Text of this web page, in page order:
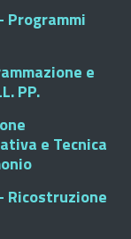
Programmi
e
PP.
e Tecnica
Ricostruzione